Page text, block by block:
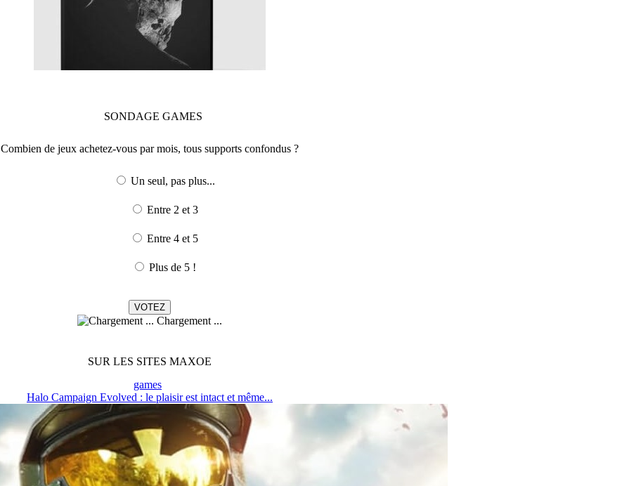
SONDAGE GAMES
Combien de jeux achetez-vous par mois, tous supports confondus ?
Un seul, pas plus...
Entre 2 et 3
Entre 4 et 5
Plus de 5 !
Chargement ...
SUR LES SITES MAXOE
games
Halo Campaign Evolved : le plaisir est intact et même...